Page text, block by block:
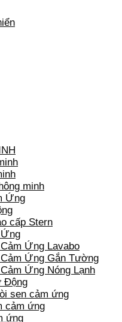
minh
Ứng
cấp Stern
Ứng Lavabo
Ứng Gắn Tường
Ứng Nóng Lạnh
Động
sen cảm ứng
cảm ứng
ứng